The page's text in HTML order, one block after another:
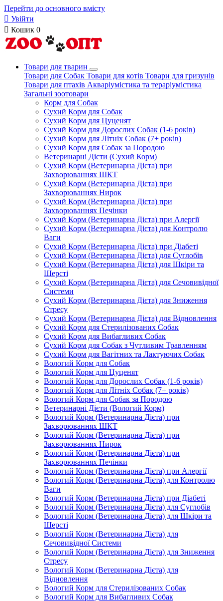
Перейти до основного вмісту
 Увійти
 Кошик 0
Товари для тварин
Товари для Собак Товари для котів Товари для гризунів
Товари для птахів Акваріумістика та тераріумістика
Загальні зоотовари
Корм для Собак
Сухий Корм для Собак
Сухий Корм для Цуценят
Сухий Корм для Дорослих Собак (1-6 років)
Сухий Корм для Літніх Собак (7+ років)
Сухий Корм для Собак за Породою
Ветеринарні Дієти (Сухий Корм)
Сухий Корм (Ветеринарна Дієта) при
Захворюваннях ШКТ
Сухий Корм (Ветеринарна Дієта) при
Захворюваннях Нирок
Сухий Корм (Ветеринарна Дієта) при
Захворюваннях Печінки
Сухий Корм (Ветеринарна Дієта) при Алергії
Сухий Корм (Ветеринарна Дієта) для Контролю
Ваги
Сухий Корм (Ветеринарна Дієта) при Діабеті
Сухий Корм (Ветеринарна Дієта) для Суглобів
Сухий Корм (Ветеринарна Дієта) для Шкіри та
Шерсті
Сухий Корм (Ветеринарна Дієта) для Сечовивідної
Системи
Сухий Корм (Ветеринарна Дієта) для Зниження
Стресу
Сухий Корм (Ветеринарна Дієта) для Відновлення
Сухий Корм для Стерилізованих Собак
Сухий Корм для Вибагливих Собак
Сухий Корм для Собак з Чутливим Травленням
Сухий Корм для Вагітних та Лактуючих Собак
Вологий Корм для Собак
Вологий Корм для Цуценят
Вологий Корм для Дорослих Собак (1-6 років)
Вологий Корм для Літніх Собак (7+ років)
Вологий Корм для Собак за Породою
Ветеринарні Дієти (Вологий Корм)
Вологий Корм (Ветеринарна Дієта) при
Захворюваннях ШКТ
Вологий Корм (Ветеринарна Дієта) при
Захворюваннях Нирок
Вологий Корм (Ветеринарна Дієта) при
Захворюваннях Печінки
Вологий Корм (Ветеринарна Дієта) при Алергії
Вологий Корм (Ветеринарна Дієта) для Контролю
Ваги
Вологий Корм (Ветеринарна Дієта) при Діабеті
Вологий Корм (Ветеринарна Дієта) для Суглобів
Вологий Корм (Ветеринарна Дієта) для Шкіри та
Шерсті
Вологий Корм (Ветеринарна Дієта) для
Сечовивідної Системи
Вологий Корм (Ветеринарна Дієта) для Зниження
Стресу
Вологий Корм (Ветеринарна Дієта) для
Відновлення
Вологий Корм для Стерилізованих Собак
Вологий Корм для Вибагливих Собак